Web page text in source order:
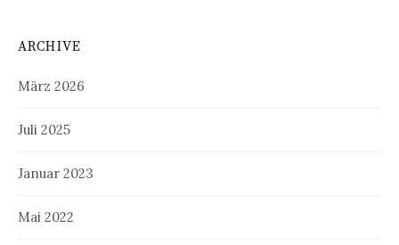
ARCHIVE
März 2026
Juli 2025
Januar 2023
Mai 2022